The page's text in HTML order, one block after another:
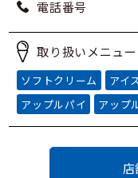
電話番号
取り扱いメニュー
ソフトクリーム アイ
アップルパイ
アップ
店